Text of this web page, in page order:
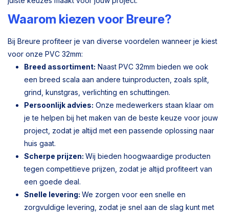
Waarom kiezen voor Breure?
Bij Breure profiteer je van diverse voordelen wanneer je kiest
voor onze PVC 32mm:
Breed assortiment: Naast PVC 32mm bieden we ook
een breed scala aan andere tuinproducten, zoals split,
grind, kunstgras, verlichting en schuttingen.
Persoonlijk advies: Onze medewerkers staan klaar om
je te helpen bij het maken van de beste keuze voor jouw
project, zodat je altijd met een passende oplossing naar
huis gaat.
Scherpe prijzen: Wij bieden hoogwaardige producten
tegen competitieve prijzen, zodat je altijd profiteert van
een goede deal.
Snelle levering: We zorgen voor een snelle en
zorgvuldige levering, zodat je snel aan de slag kunt met